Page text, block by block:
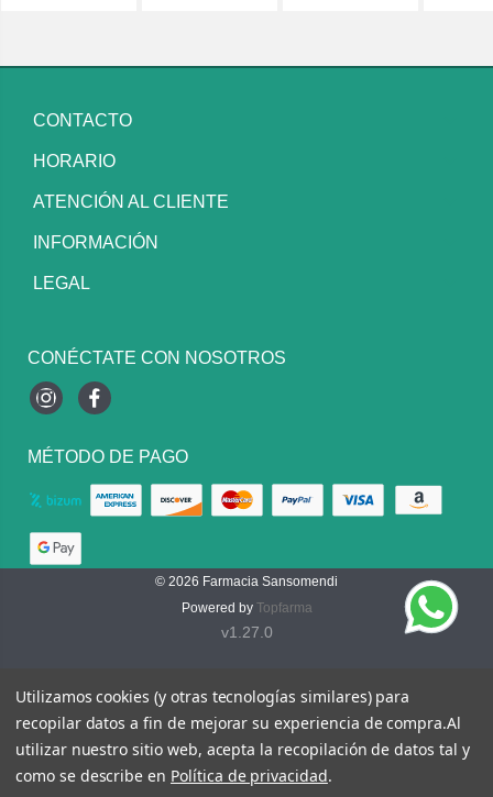
CONTACTO
HORARIO
ATENCIÓN AL CLIENTE
INFORMACIÓN
LEGAL
CONÉCTATE CON NOSOTROS
InstagramFacebook
MÉTODO DE PAGO
© 2026 Farmacia Sansomendi
Powered by Topfarma
v1.27.0
Utilizamos cookies (y otras tecnologías similares) para
recopilar datos a fin de mejorar su experiencia de compra.Al
utilizar nuestro sitio web, acepta la recopilación de datos tal y
como se describe en Política de privacidad.